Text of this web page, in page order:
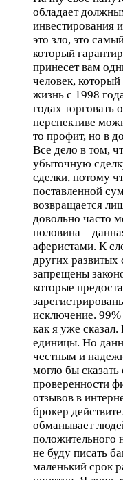
обладает
инвестирования
это зло, это
который
принесет вам
человек,
жизнь с 1998
годах торговать
перспективе
то профит, но в
Все дело в том,
убыточную
сделки, потому
поставленной
возвращается
довольно часто
половина –
аферистами. К
других
запрещены
которые
исключение.
как я уже
единицы. Но
честным и
могло бы
проверенности
отзывов в
брокер
обманывает
положительного
не буду писать
маленький срок